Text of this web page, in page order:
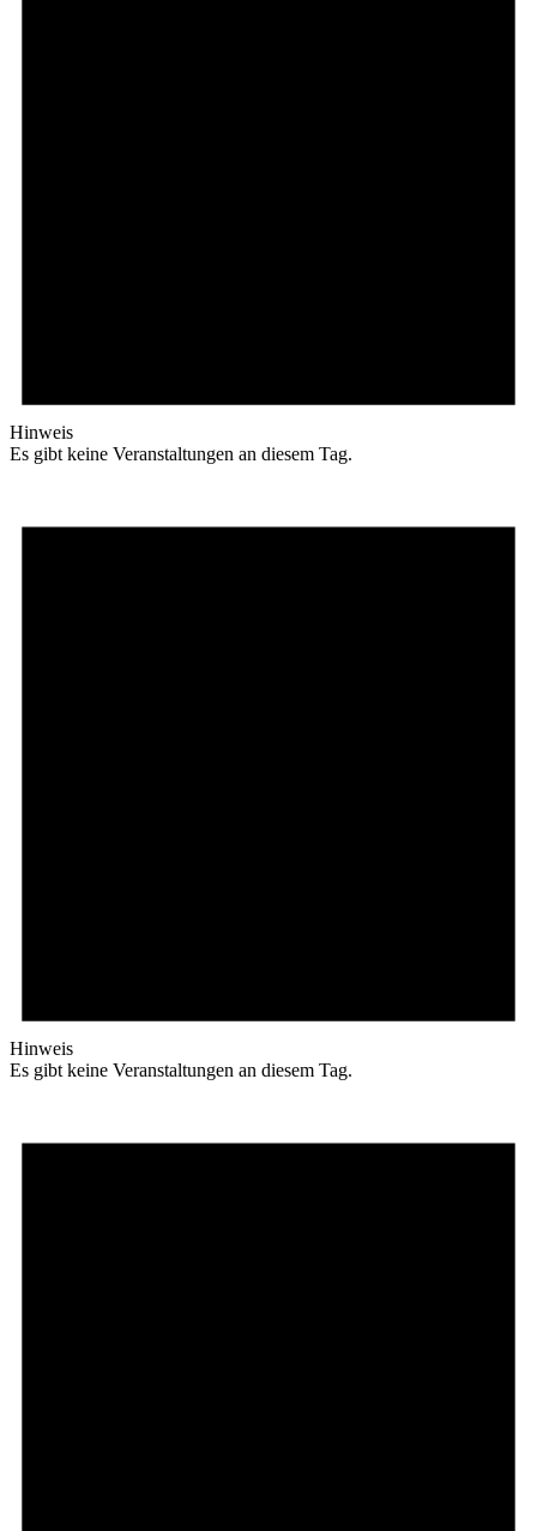
Hinweis
Es gibt keine Veranstaltungen an diesem Tag.
Hinweis
Es gibt keine Veranstaltungen an diesem Tag.